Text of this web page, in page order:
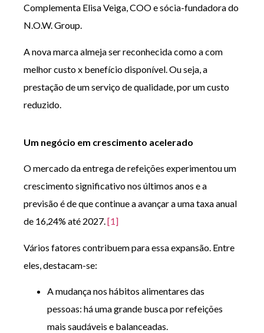
Complementa Elisa Veiga, COO e sócia-fundadora do
N.O.W. Group.
A nova marca almeja ser reconhecida como a com
melhor custo x benefício disponível. Ou seja, a
prestação de um serviço de qualidade, por um custo
reduzido.
Um negócio em crescimento acelerado
O mercado da entrega de refeições experimentou um
crescimento significativo nos últimos anos e a
previsão é de que continue a avançar a uma taxa anual
de 16,24% até 2027.[1]
Vários fatores contribuem para essa expansão. Entre
eles, destacam-se:
A mudança nos hábitos alimentares das
pessoas: há uma grande busca por refeições
mais saudáveis e balanceadas.